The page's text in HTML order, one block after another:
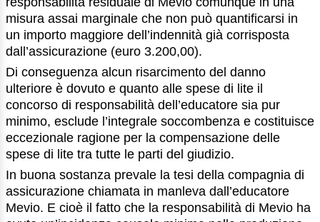
misura assai marginale che non può quantificarsi in
un importo maggiore dell’indennità già corrisposta
dall’assicurazione (euro 3.200,00).
Di conseguenza alcun risarcimento del danno
ulteriore è dovuto e quanto alle spese di lite il
concorso di responsabilità dell’educatore sia pur
minimo, esclude l’integrale soccombenza e costituisce
eccezionale ragione per la compensazione delle
spese di lite tra tutte le parti del giudizio.
In buona sostanza prevale la tesi della compagnia di
assicurazione chiamata in manleva dall’educatore
Mevio. E cioè il fatto che la responsabilità di Mevio ha